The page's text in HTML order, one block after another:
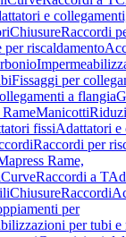
e
ChiusureRaccordi
per riscaldamento
Fissaggi per
a flangia
Manicotti
fissiAdattatori e
Raccordi per
Rame,
CurveRaccordi a T
ChiusureRaccordi
per
per tubi e